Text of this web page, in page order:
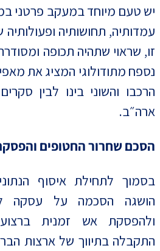
יש טעם מיוחד במעקב פרטני
עמדותיה, תחושותיה
זו, שראוי שתהיה תכופה
נספח מתודולוגי המציג את
הרכבו והשוני בינו לבין
ארה״ב.
הסכם שחרור החטופים
בסמוך לתחילת איסוף
הושגה הסכמה על עסקה
ולהפסקת אש זמנית
התקבלה בתיווך של ארצות